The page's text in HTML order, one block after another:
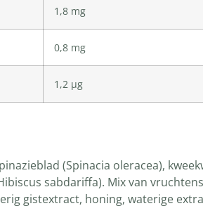
1,8 mg
0,8 mg
1,2 µg
(Spinacia oleracea),
sabdariffa). Mix van
gistextract, honing, waterige